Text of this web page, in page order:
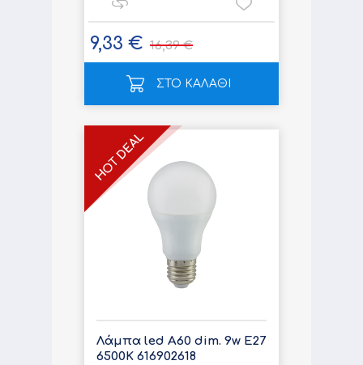
9,33 € 16,39 €
ΣΤΟ ΚΑΛΑΘΙ
Λάμπα led A60 dim. 9w E27
6500K 616902618